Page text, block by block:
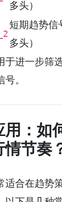
多头）
短期趋势
多头）
于进一步筛
。
用：如
节奏
适合在趋势